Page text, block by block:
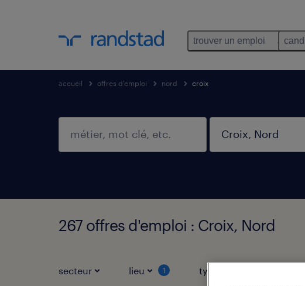
trouver un emploi
accueil offres d'emploi nord croix
267 offres d'emploi : Croix, Nord
secteur lieu 1 type de contrat